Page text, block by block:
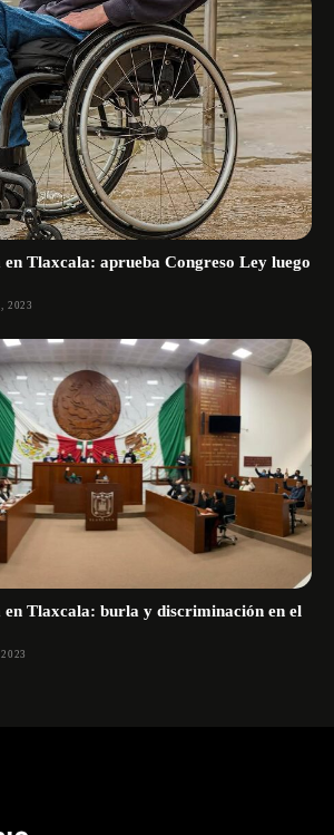
Tlaxcala: aprueba Congreso Ley luego
2023
en Tlaxcala: burla y discriminación en el